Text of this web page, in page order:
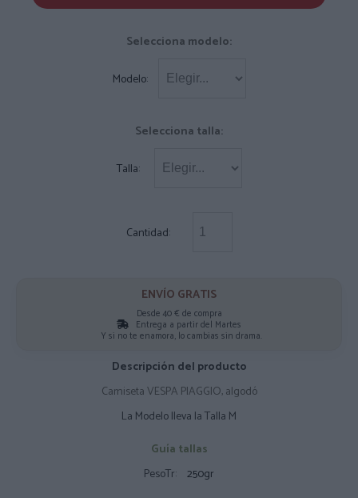
Selecciona modelo:
Modelo:
Selecciona talla:
Talla:
Cantidad:
ENVÍO GRATIS
Desde 40 € de compra
Entrega a partir del Martes
Y si no te enamora, lo cambias sin drama.
Descripción del producto
Camiseta VESPA PIAGGIO, algodó
La Modelo lleva la Talla M
Guía tallas
PesoTr: 250gr